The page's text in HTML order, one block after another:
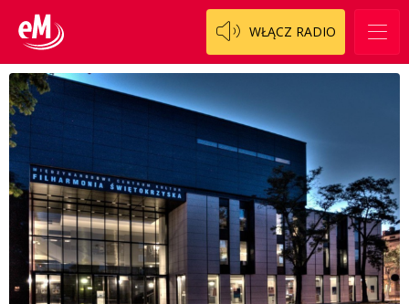
WŁĄCZ RADIO